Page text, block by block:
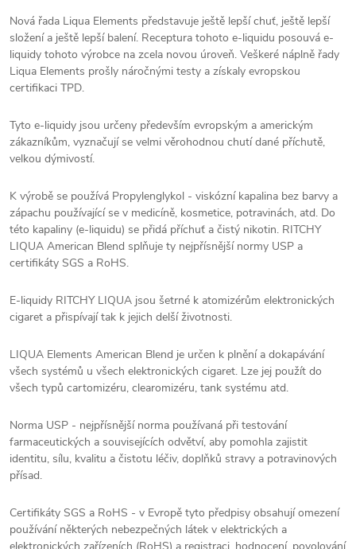
Nová řada Liqua Elements představuje ještě lepší chuť, ještě lepší
složení a ještě lepší balení. Receptura tohoto e-liquidu posouvá e-
liquidy tohoto výrobce na zcela novou úroveň. Veškeré náplně řady
Liqua Elements prošly náročnými testy a získaly evropskou
certifikaci TPD.
Tyto e-liquidy jsou určeny především evropským a americkým
zákazníkům, vyznačují se velmi věrohodnou chutí dané příchutě,
velkou dýmivostí.
K výrobě se používá Propylenglykol - viskózní kapalina bez barvy a
zápachu používající se v medicíně, kosmetice, potravinách, atd. Do
této kapaliny (e-liquidu) se přidá příchuť a čistý nikotin. RITCHY
LIQUA American Blend splňuje ty nejpřísnější normy USP a
certifikáty SGS a RoHS.
E-liquidy RITCHY LIQUA jsou šetrné k atomizérům elektronických
cigaret a přispívají tak k jejich delší životnosti.
LIQUA Elements American Blend je určen k plnění a dokapávání
všech systémů u všech elektronických cigaret. Lze jej použít do
všech typů cartomizéru, clearomizéru, tank systému atd.
Norma USP - nejpřísnější norma používaná při testování
farmaceutických a souvisejících odvětví, aby pomohla zajistit
identitu, sílu, kvalitu a čistotu léčiv, doplňků stravy a potravinových
přísad.
Certifikáty SGS a RoHS - v Evropě tyto předpisy obsahují omezení
používání některých nebezpečných látek v elektrických a